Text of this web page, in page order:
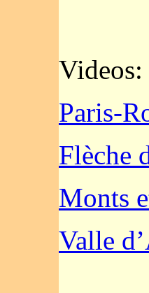
Videos:
Paris-
Flèche
Monts
Valle